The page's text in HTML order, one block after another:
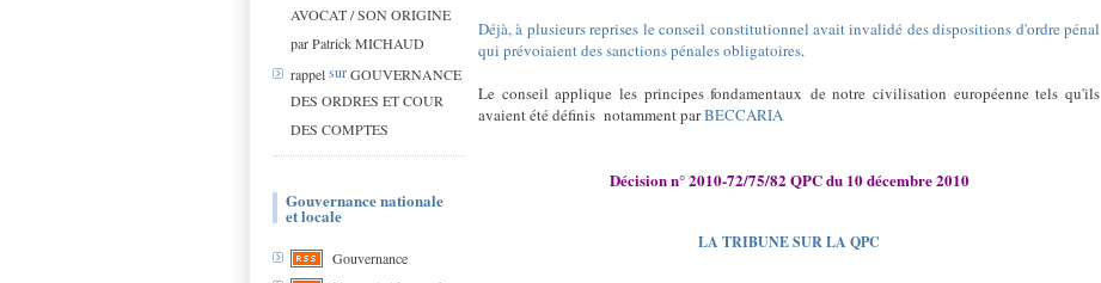
AVOCAT / SON ORIGINE
par Patrick MICHAUD
rappelsurGOUVERNANCE
DES ORDRES ET COUR
DES COMPTES
Gouvernance nationale
et locale
Gouvernance
Déjà, à plusieurs reprises le conseil constitutionnel avait invalidé des dispositions d'ordre pénal
qui prévoiaient des sanctions pénales obligatoires.
Le conseil applique les principes fondamentaux de notre civilisation européenne tels qu'ils
avaient été définis notamment parBECCARIA
Décision n° 2010-72/75/82 QPC du 10 décembre 2010
LA TRIBUNE SUR LA QPC